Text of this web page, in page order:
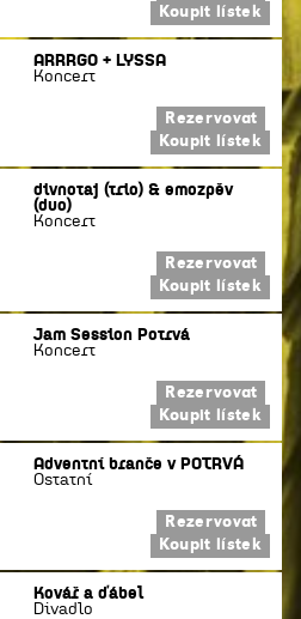
Koupit lístek
ARRRGO + LYSSA
Koncert
Rezervovat
Koupit lístek
divnotaj (trio) & emozpěv
(duo)
Koncert
Rezervovat
Koupit lístek
Jam Session Potrvá
Koncert
Rezervovat
Koupit lístek
Adventní branče v POTRVÁ
Ostatní
Rezervovat
Koupit lístek
Kovář a ďábel
Divadlo